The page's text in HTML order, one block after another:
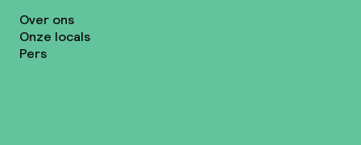
Over ons
Onze locals
Pers